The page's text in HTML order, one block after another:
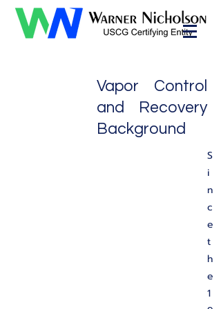
Vapor Control
and Recovery
Background
S
i
n
c
e
t
h
e
1